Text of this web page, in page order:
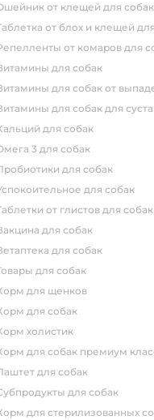
ошейник от клещей для собак
таблетка от блох и клещей
репелленты от комаров для
витамины для собак
витамины для собак от
витамины для собак для
кальций для собак
омега 3 для собак
пробиотики для собак
успокоительное для собак
таблетки от глистов для собак
вакцина для собак
ветаптека для собак
товары для собак
корм для щенков
корм для собак
корм холистик
корм для собак премиум
паштет для собак
субпродукты для собак
корм для стерилизованных